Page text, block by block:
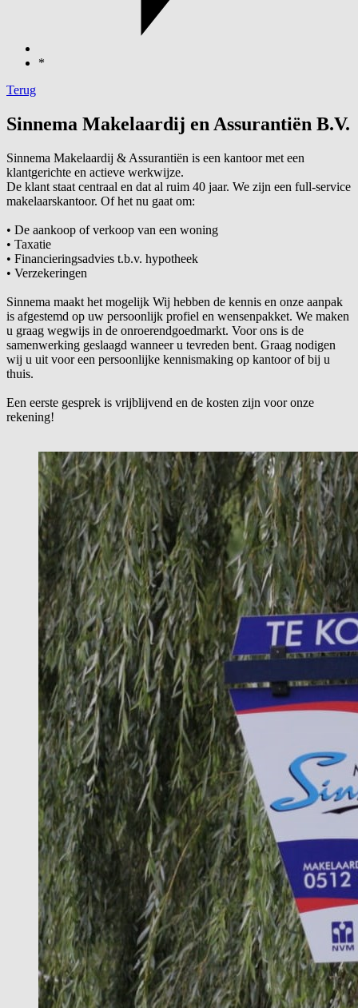
*
Terug
Sinnema Makelaardij en Assurantiën B.V.
Sinnema Makelaardij & Assurantiën is een kantoor met een
klantgerichte en actieve werkwijze.
De klant staat centraal en dat al ruim 40 jaar. We zijn een full-service
makelaarskantoor. Of het nu gaat om:
• De aankoop of verkoop van een woning
• Taxatie
• Financieringsadvies t.b.v. hypotheek
• Verzekeringen
Sinnema maakt het mogelijk Wij hebben de kennis en onze aanpak
is afgestemd op uw persoonlijk profiel en wensenpakket. We maken
u graag wegwijs in de onroerendgoedmarkt. Voor ons is de
samenwerking geslaagd wanneer u tevreden bent. Graag nodigen
wij u uit voor een persoonlijke kennismaking op kantoor of bij u
thuis.
Een eerste gesprek is vrijblijvend en de kosten zijn voor onze
rekening!